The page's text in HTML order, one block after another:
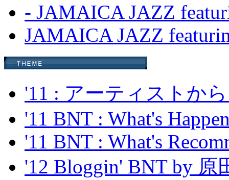
- JAMAICA JAZZ
JAMAICA JAZZ
'11 : アーティストか
'11 BNT : What's
'11 BNT : What's
'12 Bloggin' BNT by 原